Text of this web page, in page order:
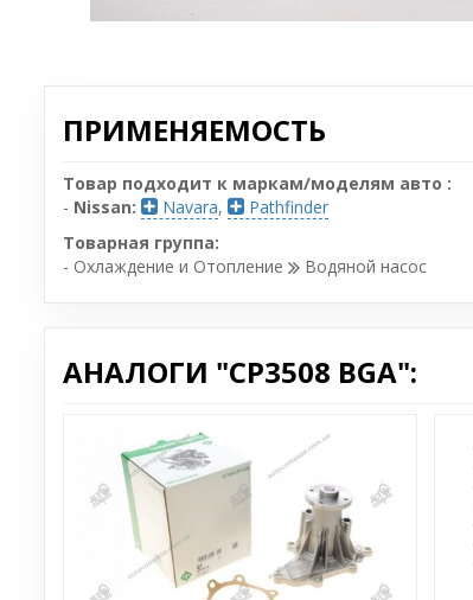
ПРИМЕНЯЕМОСТЬ
Товар подходит к маркам/моделям авто :
- Nissan: Navara,
Pathfinder
Товарная группа:
- Охлаждение и Отопление
Водяной насос
АНАЛОГИ "CP3508 BGA":